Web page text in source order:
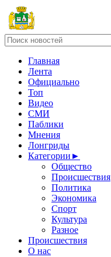
Главная
Лента
Официально
Топ
Видео
СМИ
Паблики
Мнения
Лонгриды
Категории ►
Общество
Происшествия
Политика
Экономика
Спорт
Культура
Разное
Происшествия
О нас